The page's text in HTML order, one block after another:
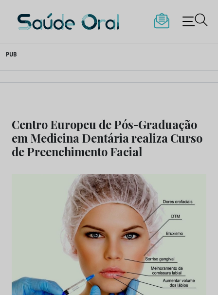
to
content
Saúde Oral
PUB
Centro Europeu de Pós-Graduação
em Medicina Dentária realiza Curso
de Preenchimento Facial